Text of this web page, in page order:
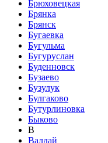
Брюховецкая
Брянка
Брянск
Бугаевка
Бугульма
Бугуруслан
Буденновск
Бузаево
Бузулук
Булгаково
Бутурлиновка
Быково
В
Валдай